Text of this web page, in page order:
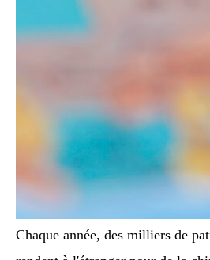
Chaque année, des milliers de